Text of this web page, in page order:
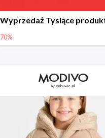
70%